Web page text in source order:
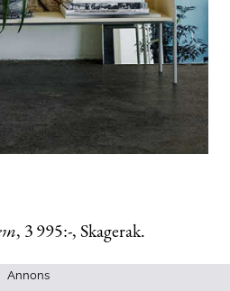
, 3 995:-, Skagerak.
Annons